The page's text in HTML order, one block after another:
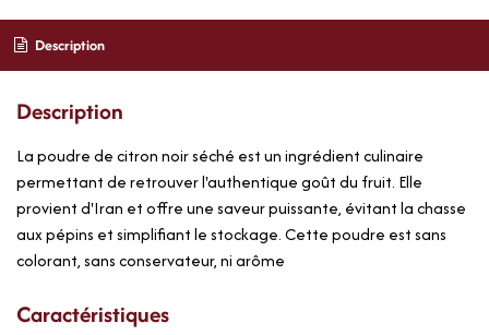
Description
Description
La poudre de citron noir séché est un ingrédient culinaire
permettant de retrouver l'authentique goût du fruit. Elle
provient d'Iran et offre une saveur puissante, évitant la chasse
aux pépins et simplifiant le stockage. Cette poudre est sans
colorant, sans conservateur, ni arôme
Caractéristiques